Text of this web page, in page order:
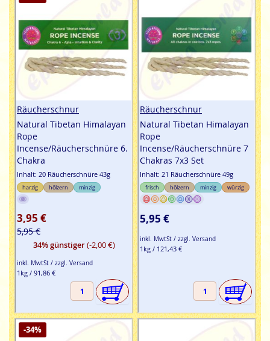
Räucherschnur
Natural Tibetan Himalayan
Rope
Incense/Räucherschnüre 6.
Chakra
Inhalt: 20 Räucherschnüre 43g
harzig hölzern minzig
3,95 €
5,95 €
34% günstiger(-2,00 €)
inkl. MwtSt / zzgl. Versand
1kg / 91,86 €
Räucherschnur
Natural Tibetan Himalayan
Rope
Incense/Räucherschnüre 7
Chakras 7x3 Set
Inhalt: 21 Räucherschnüre 49g
frisch hölzern minzig würzig
5,95 €
inkl. MwtSt / zzgl. Versand
1kg / 121,43 €
-34%